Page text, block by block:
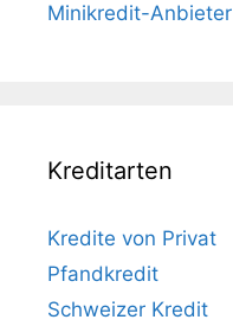
Minikredit-Anbieter
Kreditarten
Kredite von Privat
Pfandkredit
Schweizer Kredit